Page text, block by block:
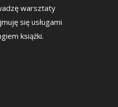
warsztaty
się usługami
książki.